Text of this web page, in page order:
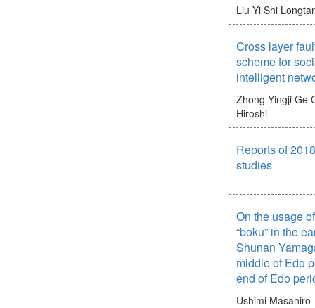
Liu Yi Shi
Cross layer
scheme for
intelligent
Zhong Yingji Ge
Hiroshi
Reports of
studies
On the usage
“boku” in the
Shunan
middle of Edo
end of Edo
Ushimi Masahiro